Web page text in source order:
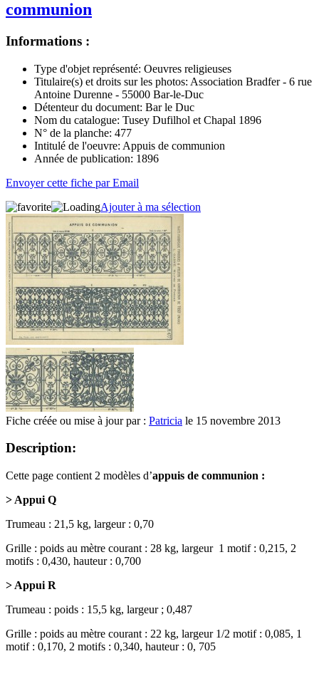
communion
Informations :
Type d'objet représenté: Oeuvres religieuses
Titulaire(s) et droits sur les photos: Association Bradfer - 6 rue
Antoine Durenne - 55000 Bar-le-Duc
Détenteur du document: Bar le Duc
Nom du catalogue: Tusey Dufilhol et Chapal 1896
N° de la planche: 477
Intitulé de l'oeuvre: Appuis de communion
Année de publication: 1896
Envoyer cette fiche par Email
Ajouter à ma sélection
Fiche créée ou mise à jour par : Patricia le 15 novembre 2013
Description:
Cette page contient 2 modèles d’appuis de communion :
> Appui Q
Trumeau : 21,5 kg, largeur : 0,70
Grille : poids au mètre courant : 28 kg, largeur 1 motif : 0,215, 2
motifs : 0,430, hauteur : 0,700
> Appui R
Trumeau : poids : 15,5 kg, largeur ; 0,487
Grille : poids au mètre courant : 22 kg, largeur 1/2 motif : 0,085, 1
motif : 0,170, 2 motifs : 0,340, hauteur : 0, 705